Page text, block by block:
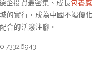
企投資最密集、成長包養感
的實行，成為中國不竭優化
合的活潑注腳。